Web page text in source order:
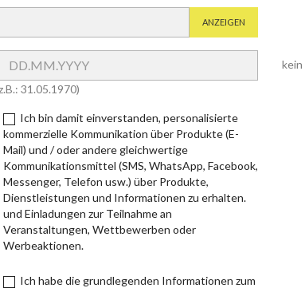
ANZEIGEN
31.05.1970)
Ich bin damit einverstanden, personalisierte
kommerzielle Kommunikation über Produkte (E-
Mail) und / oder andere gleichwertige
Kommunikationsmittel (SMS, WhatsApp, Facebook,
Messenger, Telefon usw.) über Produkte,
Dienstleistungen und Informationen zu erhalten.
und Einladungen zur Teilnahme an
Veranstaltungen, Wettbewerben oder
Werbeaktionen.
Ich habe die grundlegenden Informationen zum